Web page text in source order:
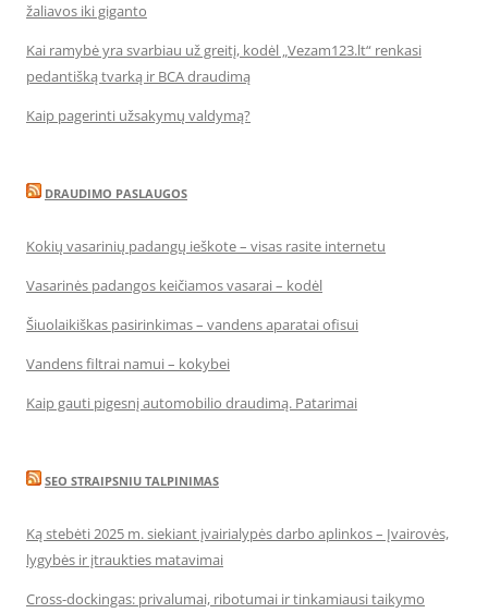
žaliavos iki giganto
Kai ramybė yra svarbiau už greitį, kodėl „Vezam123.lt“ renkasi
pedantišką tvarką ir BCA draudimą
Kaip pagerinti užsakymų valdymą?
DRAUDIMO PASLAUGOS
Kokių vasarinių padangų ieškote – visas rasite internetu
Vasarinės padangos keičiamos vasarai – kodėl
Šiuolaikiškas pasirinkimas – vandens aparatai ofisui
Vandens filtrai namui – kokybei
Kaip gauti pigesnį automobilio draudimą. Patarimai
SEO STRAIPSNIU TALPINIMAS
Ką stebėti 2025 m. siekiant įvairialypės darbo aplinkos – Įvairovės,
lygybės ir įtraukties matavimai
Cross-dockingas: privalumai, ribotumai ir tinkamiausi taikymo